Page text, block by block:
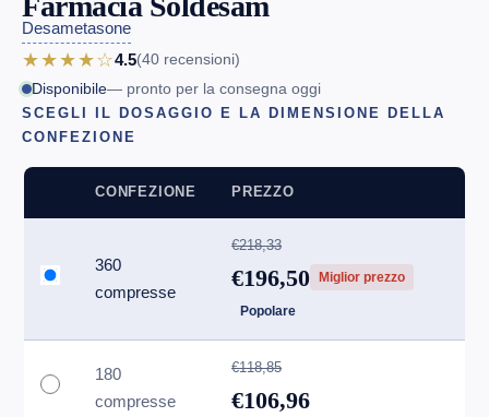
Desametasone
★★★★☆4.5(40 recensioni)
Disponibile— pronto per la consegna oggi
SCEGLI IL DOSAGGIO E LA DIMENSIONE DELLA
CONFEZIONE
CONFEZIONE PREZZO
360
compresse
€218,33
€196,50 Miglior prezzo
Popolare
180
compresse
€118,85
€106,96